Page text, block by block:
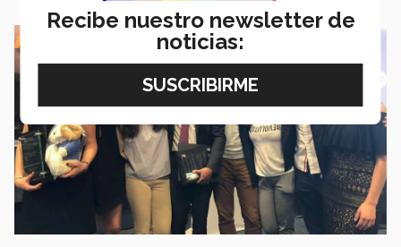
Recibe nuestro newsletter de
noticias: